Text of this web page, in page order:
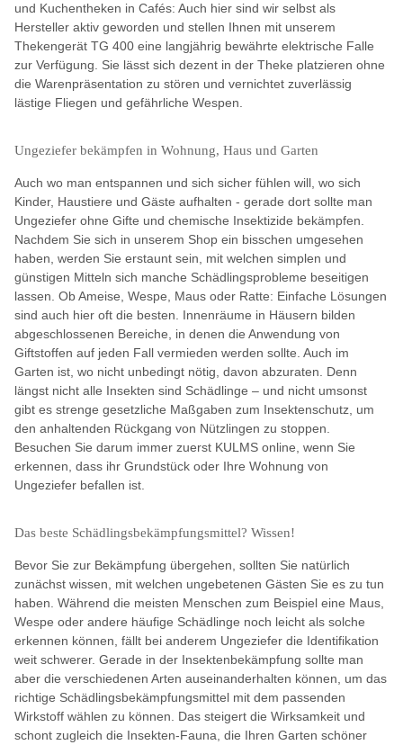
und Kuchentheken in Cafés: Auch hier sind wir selbst als
Hersteller aktiv geworden und stellen Ihnen mit unserem
Thekengerät TG 400 eine langjährig bewährte elektrische Falle
zur Verfügung. Sie lässt sich dezent in der Theke platzieren ohne
die Warenpräsentation zu stören und vernichtet zuverlässig
lästige Fliegen und gefährliche Wespen.
Ungeziefer bekämpfen in Wohnung, Haus und Garten
Auch wo man entspannen und sich sicher fühlen will, wo sich
Kinder, Haustiere und Gäste aufhalten - gerade dort sollte man
Ungeziefer ohne Gifte und chemische Insektizide bekämpfen.
Nachdem Sie sich in unserem Shop ein bisschen umgesehen
haben, werden Sie erstaunt sein, mit welchen simplen und
günstigen Mitteln sich manche Schädlingsprobleme beseitigen
lassen. Ob Ameise, Wespe, Maus oder Ratte: Einfache Lösungen
sind auch hier oft die besten. Innenräume in Häusern bilden
abgeschlossenen Bereiche, in denen die Anwendung von
Giftstoffen auf jeden Fall vermieden werden sollte. Auch im
Garten ist, wo nicht unbedingt nötig, davon abzuraten. Denn
längst nicht alle Insekten sind Schädlinge – und nicht umsonst
gibt es strenge gesetzliche Maßgaben zum Insektenschutz, um
den anhaltenden Rückgang von Nützlingen zu stoppen.
Besuchen Sie darum immer zuerst KULMS online, wenn Sie
erkennen, dass ihr Grundstück oder Ihre Wohnung von
Ungeziefer befallen ist.
Das beste Schädlingsbekämpfungsmittel? Wissen!
Bevor Sie zur Bekämpfung übergehen, sollten Sie natürlich
zunächst wissen, mit welchen ungebetenen Gästen Sie es zu tun
haben. Während die meisten Menschen zum Beispiel eine Maus,
Wespe oder andere häufige Schädlinge noch leicht als solche
erkennen können, fällt bei anderem Ungeziefer die Identifikation
weit schwerer. Gerade in der Insektenbekämpfung sollte man
aber die verschiedenen Arten auseinanderhalten können, um das
richtige Schädlingsbekämpfungsmittel mit dem passenden
Wirkstoff wählen zu können. Das steigert die Wirksamkeit und
schont zugleich die Insekten-Fauna, die Ihren Garten schöner